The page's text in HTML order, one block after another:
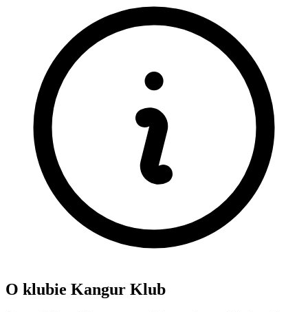
O klubie Kangur Klub